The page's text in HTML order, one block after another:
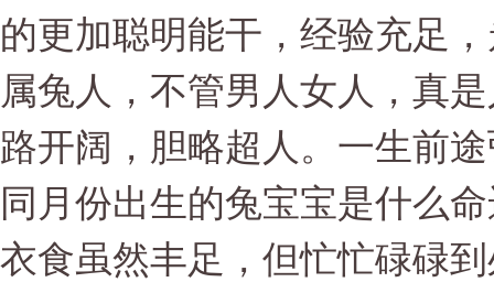
的更加聪明能干，经验充足
属兔人，不管男人女人，真
路开阔，胆略超人。一生前
同月份出生的兔宝宝是什么
衣食虽然丰足，但忙忙碌碌